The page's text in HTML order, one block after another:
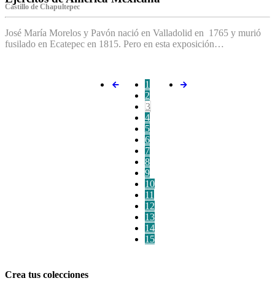
C‌astillo de Chapultepec
José María Morelos y Pavón nació en Valladolid en 1765 y murió
fusilado en Ecatepec en 1815. Pero en esta exposición…
1
2
3
4
5
6
7
8
9
10
11
12
13
14
15
Crea tus colecciones